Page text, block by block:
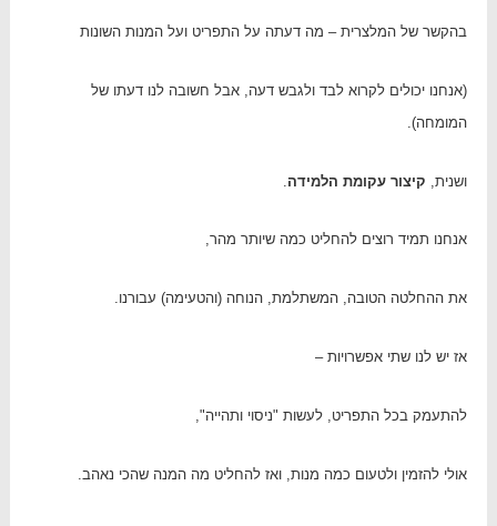
בהקשר של המלצרית – מה דעתה על התפריט ועל המנות השונות
(אנחנו יכולים לקרוא לבד ולגבש דעה, אבל חשובה לנו דעתו של
המומחה).
ושנית, קיצור עקומת הלמידה
אנחנו תמיד רוצים להחליט כמה שיותר מהר,
את ההחלטה הטובה, המשתלמת, הנוחה (והטעימה) עבורנו.
אז יש לנו שתי אפשרויות –
להתעמק בכל התפריט, לעשות "ניסוי ותהייה",
אולי להזמין ולטעום כמה מנות, ואז להחליט מה המנה שהכי נאהב.